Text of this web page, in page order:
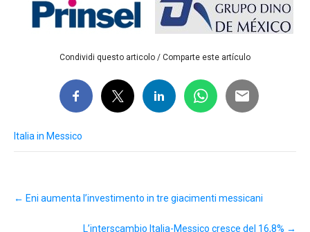
Condividi questo articolo / Comparte este artículo
Italia in Messico
navigation
← Eni aumenta l’investimento in tre giacimenti messicani
L’interscambio Italia-Messico cresce del 16,8% →